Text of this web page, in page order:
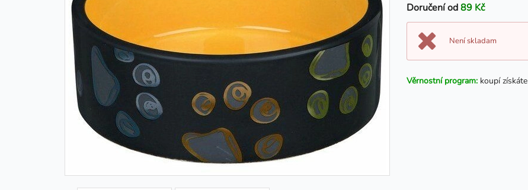
Doručení od89 Kč
Není skladam
Věrnostní program: koupí získáte